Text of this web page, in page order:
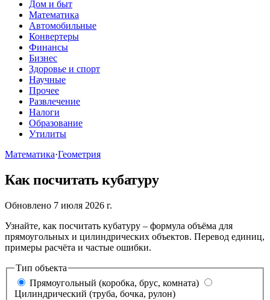
Дом и быт
Математика
Автомобильные
Конвертеры
Финансы
Бизнес
Здоровье и спорт
Научные
Прочее
Развлечение
Налоги
Образование
Утилиты
Математика·Геометрия
Как посчитать кубатуру
Обновлено 7 июля 2026 г.
Узнайте, как посчитать кубатуру – формула объёма для
прямоугольных и цилиндрических объектов. Перевод единиц,
примеры расчёта и частые ошибки.
Тип объекта
Прямоугольный (коробка, брус, комната)
Цилиндрический (труба, бочка, рулон)